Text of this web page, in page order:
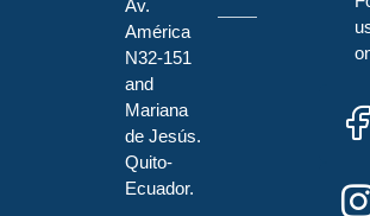
Av.
América
N32-151
and
Mariana
de Jesús.
Quito-
Ecuador.